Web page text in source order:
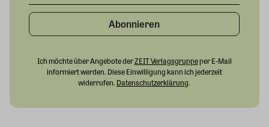
Abonnieren
Ich möchte über Angebote derZEIT Verlagsgruppeper E-Mail
informiert werden. Diese Einwilligung kann ich jederzeit
widerrufen. Datenschutzerklärung.